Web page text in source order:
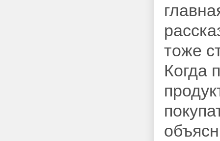
тоже
Когда